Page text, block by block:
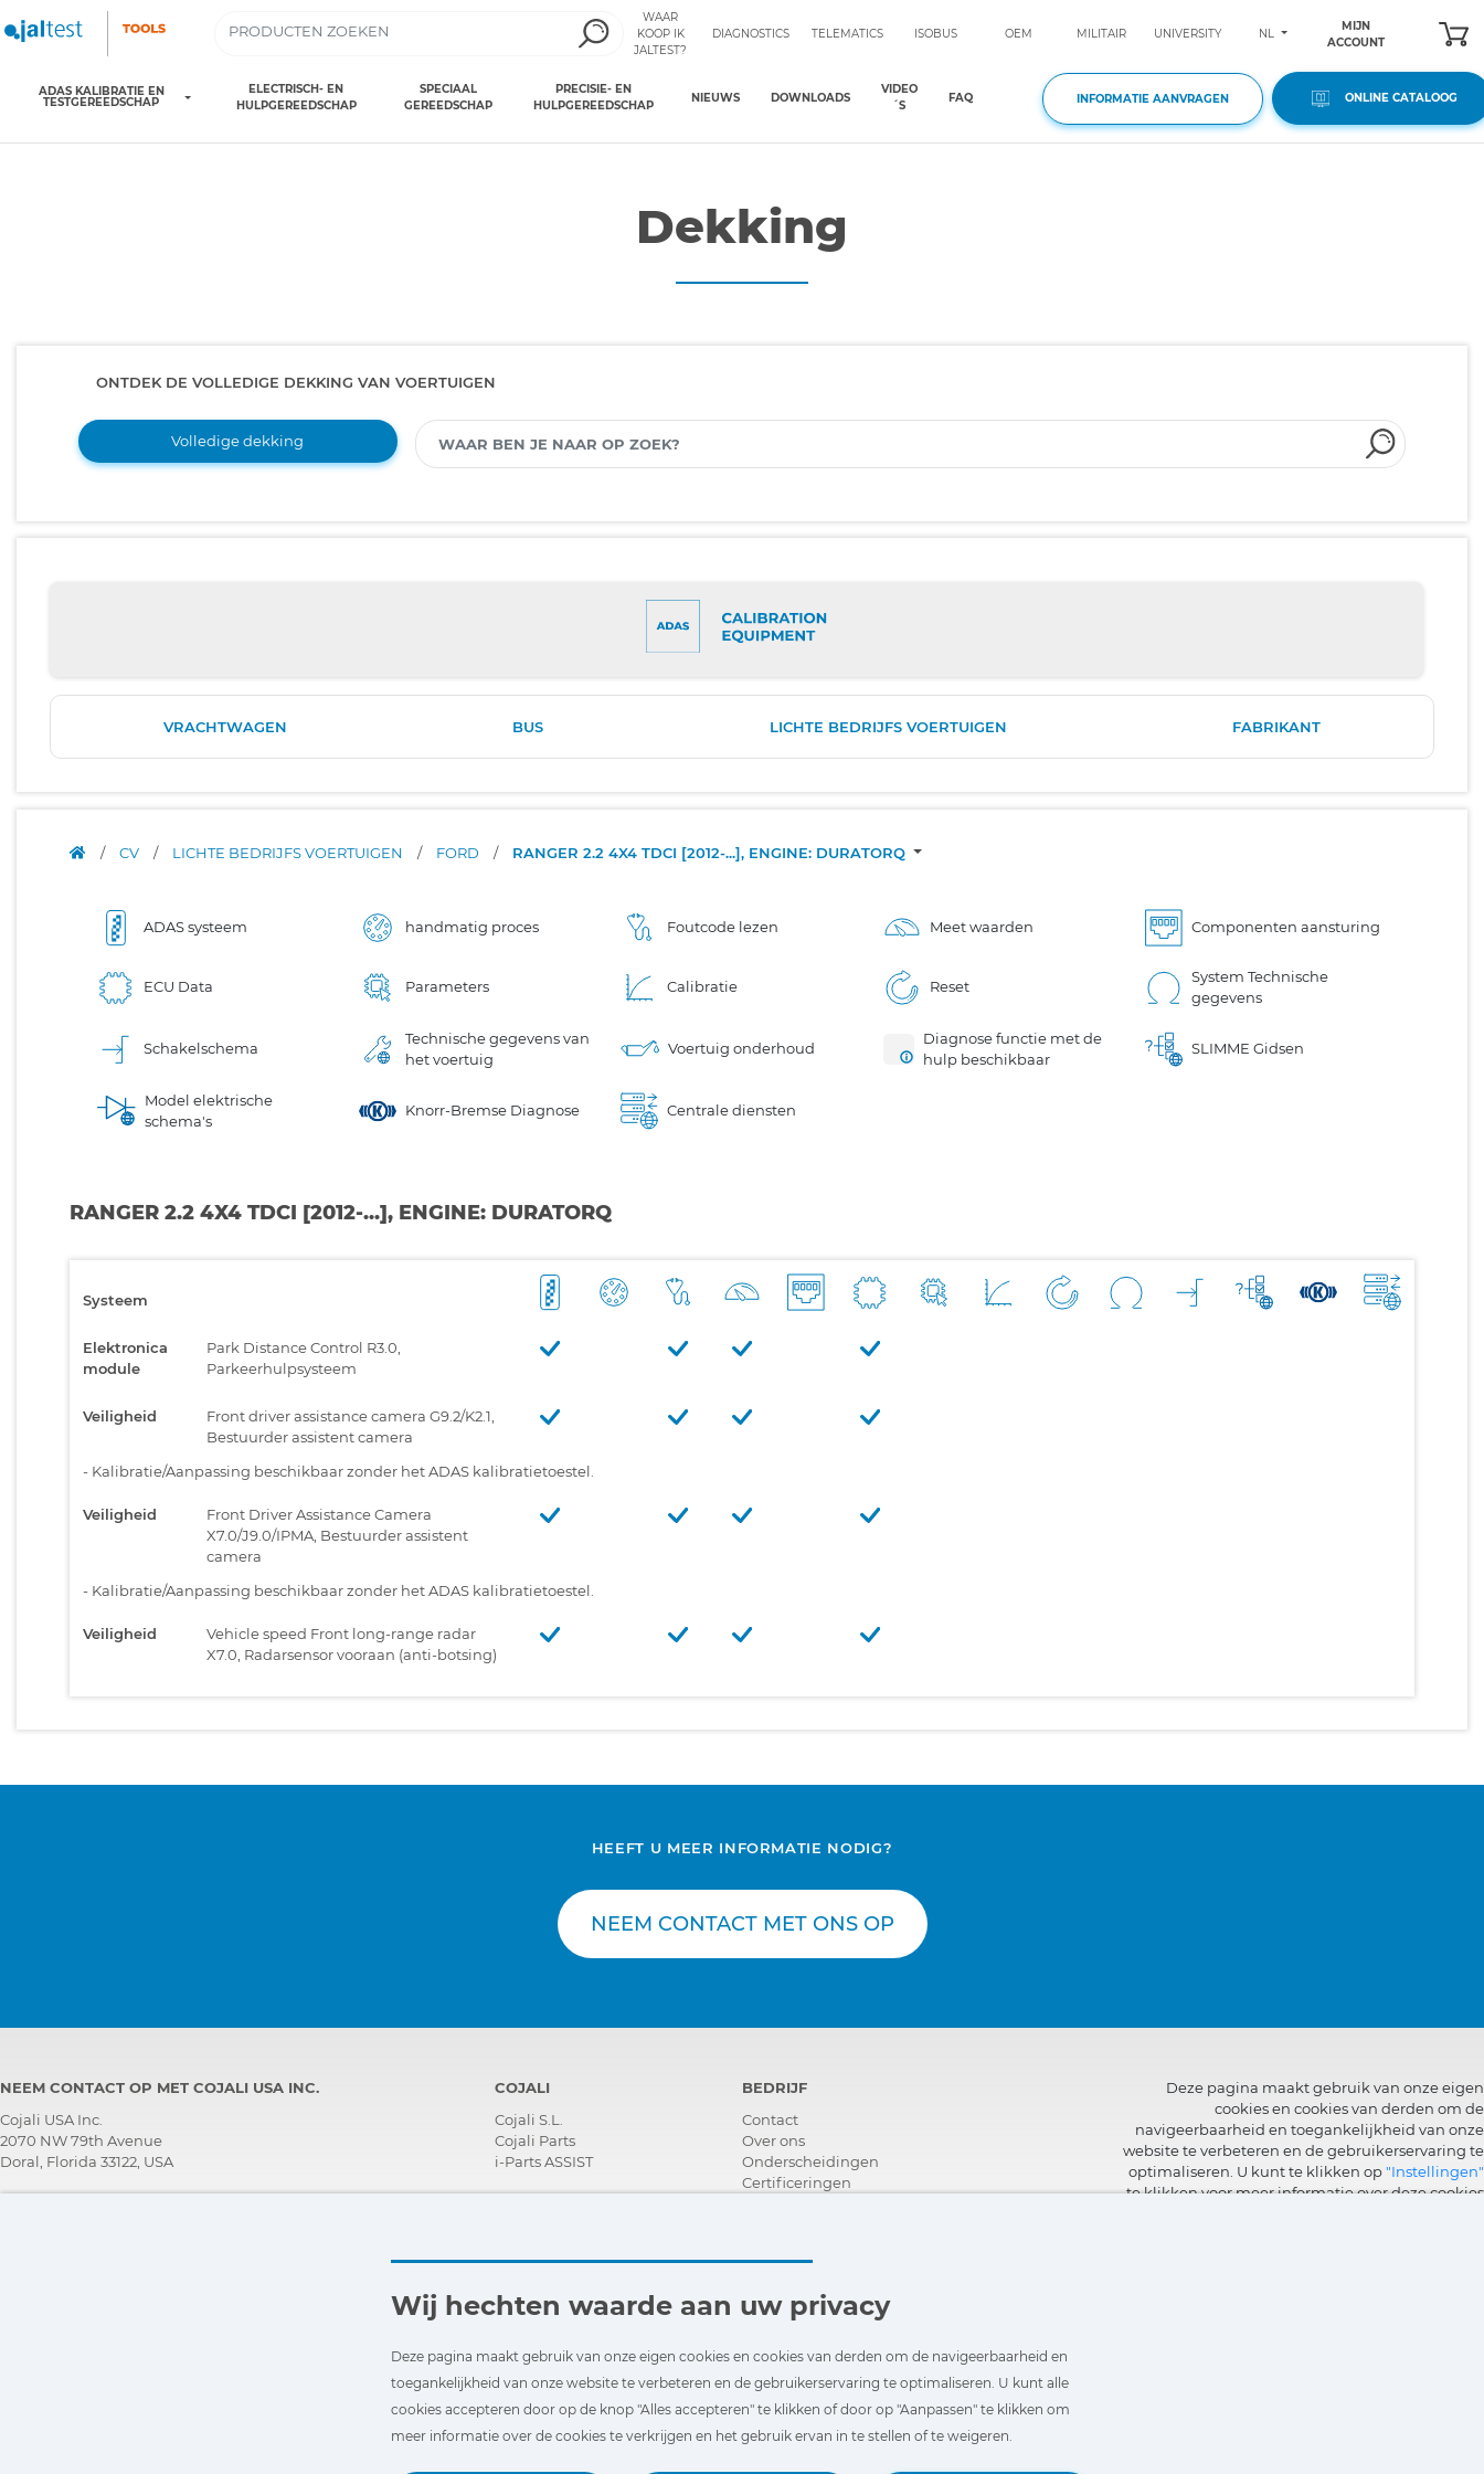
WAAR
KOOP IK
JALTEST?
DIAGNOSTICS TELEMATICS ISOBUS OEM MILITAIR UNIVERSITY NL
MIJN
ACCOUNT
ADAS KALIBRATIE EN
TESTGEREEDSCHAP
ELECTRISCH- EN
HULPGEREEDSCHAP
SPECIAAL
GEREEDSCHAP
PRECISIE- EN
HULPGEREEDSCHAP
NIEUWS DOWNLOADS
VIDEO
´S
FAQ INFORMATIE AANVRAGEN ONLINE CATALOOG
Dekking
ONTDEK DE VOLLEDIGE DEKKING VAN VOERTUIGEN
Volledige dekking
VRACHTWAGEN BUS LICHTE BEDRIJFS VOERTUIGEN FABRIKANT
/ CV / LICHTE BEDRIJFS VOERTUIGEN / FORD / RANGER 2.2 4X4 TDCI [2012-...], ENGINE: DURATORQ
ADAS systeem handmatig proces Foutcode lezen Meet waarden Componenten aansturing
ECU Data Parameters Calibratie Reset
System Technische
gegevens
Schakelschema
Technische gegevens van
het voertuig
Voertuig onderhoud
Diagnose functie met de
hulp beschikbaar
SLIMME Gidsen
Model elektrische
schema's
Knorr-Bremse Diagnose Centrale diensten
RANGER 2.2 4X4 TDCI [2012-...], ENGINE: DURATORQ
Systeem
Elektronica
module
Park Distance Control R3.0,
Parkeerhulpsysteem
Veiligheid
Front driver assistance camera G9.2/K2.1,
Bestuurder assistent camera
- Kalibratie/Aanpassing beschikbaar zonder het ADAS kalibratietoestel.
Veiligheid
Front Driver Assistance Camera
X7.0/J9.0/IPMA, Bestuurder assistent
camera
- Kalibratie/Aanpassing beschikbaar zonder het ADAS kalibratietoestel.
Veiligheid
Vehicle speed Front long-range radar
X7.0, Radarsensor vooraan (anti-botsing)
HEEFT U MEER INFORMATIE NODIG?
NEEM CONTACT MET ONS OP
NEEM CONTACT OP MET COJALI USA INC.
Cojali USA Inc.
2070 NW 79th Avenue
Doral, Florida 33122, USA
COJALI
Cojali S.L.
Cojali Parts
i-Parts ASSIST
BEDRIJF
Contact
Over ons
Onderscheidingen
Certificeringen
Nieuws
FAQ - V&A
Deze pagina maakt gebruik van onze eigen
cookies en cookies van derden om de
navigeerbaarheid en toegankelijkheid van onze
website te verbeteren en de gebruikerservaring te
optimaliseren. U kunt te klikken op"Instellingen"
te klikken voor meer informatie over deze cookies
Wij hechten waarde aan uw privacy
Deze pagina maakt gebruik van onze eigen cookies en cookies van derden om de navigeerbaarheid en
toegankelijkheid van onze website te verbeteren en de gebruikerservaring te optimaliseren. U kunt alle
cookies accepteren door op de knop "Alles accepteren" te klikken of door op "Aanpassen" te klikken om
meer informatie over de cookies te verkrijgen en het gebruik ervan in te stellen of te weigeren.